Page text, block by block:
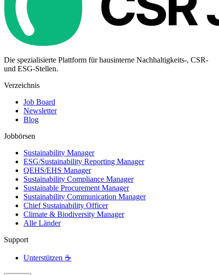
Die spezialisierte Plattform für hausinterne Nachhaltigkeits-, CSR-
und ESG-Stellen.
Verzeichnis
Job Board
Newsletter
Blog
Jobbörsen
Sustainability Manager
ESG/Sustainability Reporting Manager
QEHS/EHS Manager
Sustainability Compliance Manager
Sustainable Procurement Manager
Sustainability Communication Manager
Chief Sustainability Officer
Climate & Biodiversity Manager
Alle Länder
Support
Unterstützen ☕